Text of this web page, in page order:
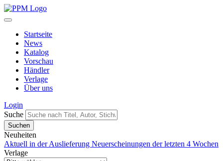
Startseite
News
Katalog
Vorschau
Händler
Verlage
Über uns
Login
Suche
Neuheiten
Aktuell in der Auslieferung Neuerscheinungen der letzten 4 Wochen
Verlage